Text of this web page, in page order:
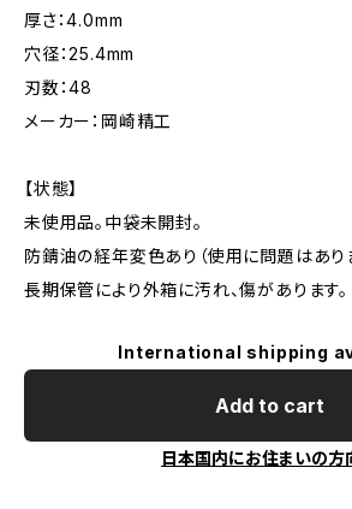
厚さ：4.0mm
穴径：25.4mm
刃数：48
メーカー：岡崎精工
【状態】
未使用品。中袋未開封。
防錆油の経年変色あり（使用に問題はあり
長期保管により外箱に汚れ、傷があります。
International shipping
Add to cart
日本国内にお住まいの方